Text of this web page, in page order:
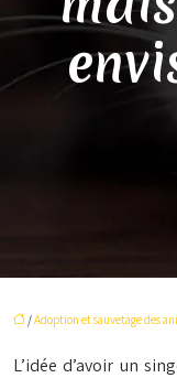
/Adoption et sauvetage des
L’idée d’avoir un